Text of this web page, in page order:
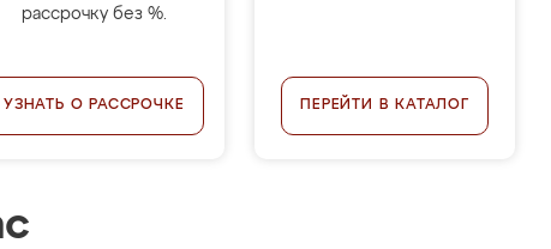
рассрочку без %.
УЗНАТЬ О РАССРОЧКЕ ПЕРЕЙТИ В КАТАЛОГ